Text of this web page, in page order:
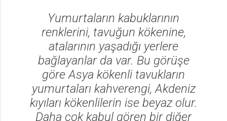
Yumurtaların kabuklarının
renklerini, tavuğun kökenine,
atalarının yaşadığı yerlere
bağlayanlar da var. Bu görüşe
göre Asya kökenli tavukların
yumurtaları kahverengi, Akdeniz
kıyıları kökenlilerin ise beyaz olur.
Daha çok kabul gören bir diğer